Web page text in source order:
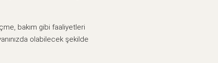
bakım gibi faaliyetleri
olabilecek şekilde